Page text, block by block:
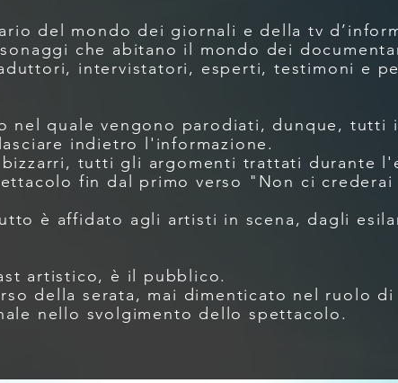
del mondo dei giornali e della tv
che abitano il mondo dei
intervistatori, esperti, testimoni e
nel quale vengono parodiati, dunque, tutti
indietro l'informazione.
tutti gli argomenti trattati durante
fin dal primo verso "Non ci
è affidato agli artisti in scena, dagli
artistico, è il pubblico.
della serata, mai dimenticato nel ruolo di
nello svolgimento dello spettacolo.